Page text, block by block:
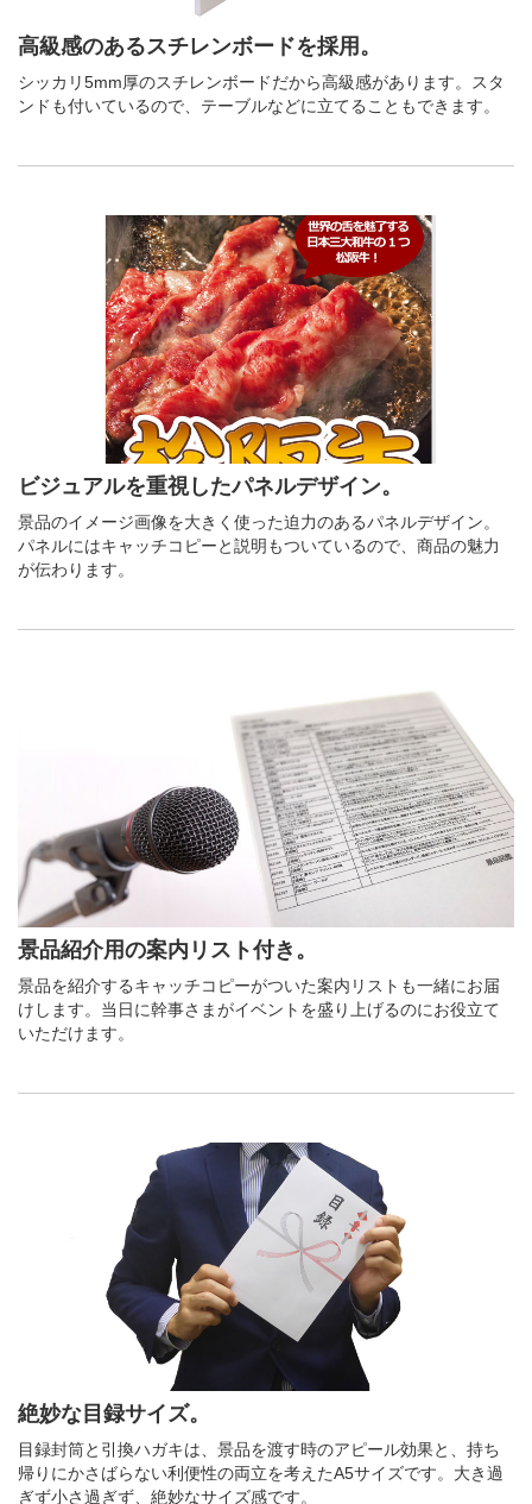
高級感のあるスチレンボードを採用。
シッカリ5mm厚のスチレンボードだから高級感があります。スタ
ンドも付いているので、テーブルなどに立てることもできます。
ビジュアルを重視したパネルデザイン。
景品のイメージ画像を大きく使った迫力のあるパネルデザイン。
パネルにはキャッチコピーと説明もついているので、商品の魅力
が伝わります。
景品紹介用の案内リスト付き。
景品を紹介するキャッチコピーがついた案内リストも一緒にお届
けします。当日に幹事さまがイベントを盛り上げるのにお役立て
いただけます。
絶妙な目録サイズ。
目録封筒と引換ハガキは、景品を渡す時のアピール効果と、持ち
帰りにかさばらない利便性の両立を考えたA5サイズです。大き過
ぎず小さ過ぎず、絶妙なサイズ感です。